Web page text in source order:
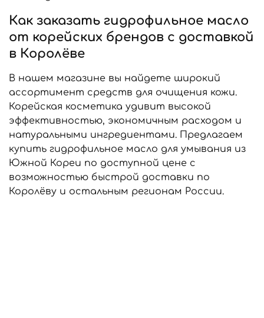
Как заказать гидрофильное масло
от корейских брендов с доставкой
в Королёве
В нашем магазине вы найдете широкий
ассортимент средств для очищения кожи.
Корейская косметика удивит высокой
эффективностью, экономичным расходом и
натуральными ингредиентами. Предлагаем
купить гидрофильное масло для умывания из
Южной Кореи по доступной цене с
возможностью быстрой доставки по
Королёву и остальным регионам России.